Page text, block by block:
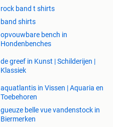
rock band t shirts
band shirts
opvouwbare bench in
Hondenbenches
de greef in Kunst | Schilderijen |
Klassiek
aquatlantis in Vissen | Aquaria en
Toebehoren
gueuze belle vue vandenstock in
Biermerken